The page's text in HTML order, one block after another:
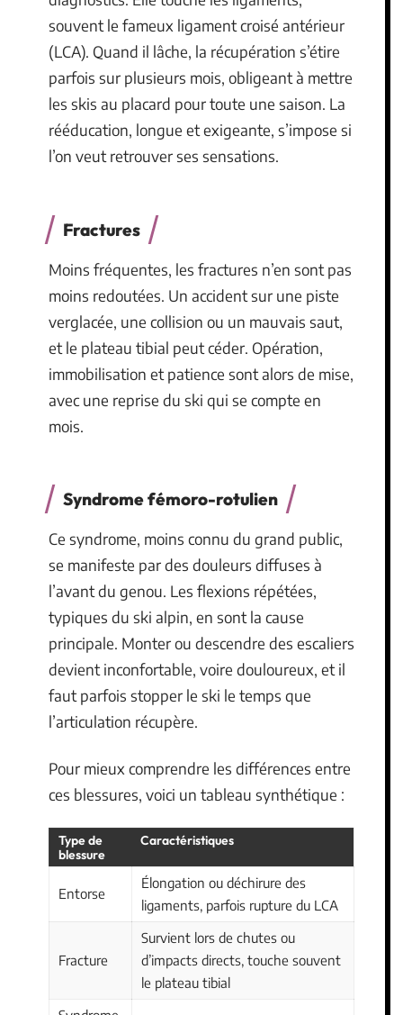
souvent le fameux ligament croisé antérieur
(LCA). Quand il lâche, la récupération s’étire
parfois sur plusieurs mois, obligeant à mettre
les skis au placard pour toute une saison. La
rééducation, longue et exigeante, s’impose si
l’on veut retrouver ses sensations.
Fractures
Moins fréquentes, les fractures n’en sont pas
moins redoutées. Un accident sur une piste
verglacée, une collision ou un mauvais saut,
et le plateau tibial peut céder. Opération,
immobilisation et patience sont alors de mise,
avec une reprise du ski qui se compte en
mois.
Syndrome fémoro-rotulien
Ce syndrome, moins connu du grand public,
se manifeste par des douleurs diffuses à
l’avant du genou. Les flexions répétées,
typiques du ski alpin, en sont la cause
principale. Monter ou descendre des escaliers
devient inconfortable, voire douloureux, et il
faut parfois stopper le ski le temps que
l’articulation récupère.
Pour mieux comprendre les différences entre
ces blessures, voici un tableau synthétique :
Type de
blessure
Caractéristiques
Entorse
Élongation ou déchirure des
ligaments, parfois rupture du LCA
Fracture
Survient lors de chutes ou
d’impacts directs, touche souvent
le plateau tibial